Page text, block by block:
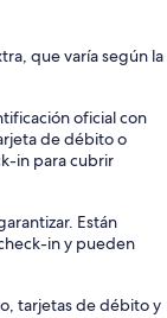
que varía según la
oficial con
de débito o
in para cubrir
Están
in y pueden
tarjetas de débito y